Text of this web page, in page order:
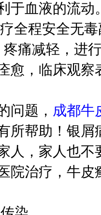
于血液的流
全程安全无
痛减轻，进
愈，临床观
问题， 成都牛
所帮助！银
人，家人也
院治疗，牛